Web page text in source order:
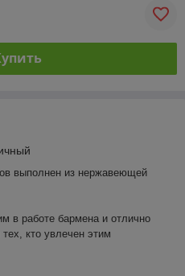
выполнен из нержавеющей
в работе бармена и отлично
кто увлечен этим